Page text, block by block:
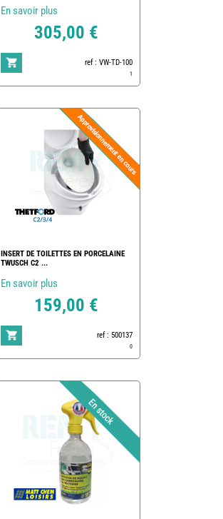
En savoir plus
305,00 €
ref : VW-TD-100
1
INSERT DE TOILETTES EN PORCELAINE
TWUSCH C2 ...
En savoir plus
159,00 €
ref : 500137
0